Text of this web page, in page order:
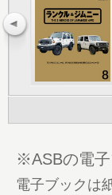
120
121 GO
124
130 GO
134 GO
140 GRIP
141 Shop
※ASBの電
電子ブックは